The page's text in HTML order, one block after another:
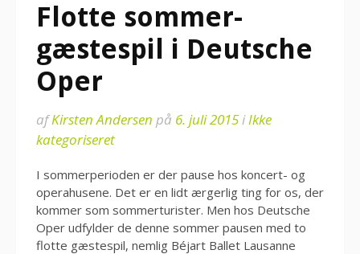
Flotte sommer-
gæstespil i Deutsche
Oper
afKirsten Andersen på 6. juli 2015iIkke
kategoriseret
I sommerperioden er der pause hos koncert- og
operahusene. Det er en lidt ærgerlig ting for os, der
kommer som sommerturister. Men hos Deutsche
Oper udfylder de denne sommer pausen med to
flotte gæstespil, nemlig Béjart Ballet Lausanne